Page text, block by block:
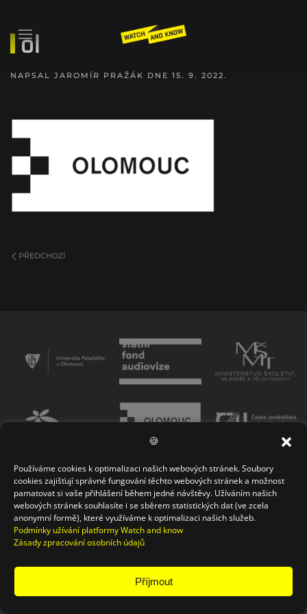
🍪
Používáme cookies k optimalizaci našich webových stránek. Soubory
cookies zajišťují správné fungování těchto webových stránek a možnost
pamatovat si vaše přihlášení během jedné návštěvy. Užíváním našich
webových stránek souhlasíte i se sběrem statistických dat (ve zcela
anonymní formě), které využíváme k optimalizaci našich služeb.
Podmínky užívání platformy Watch and know
Zásady zpracování osobních údajů
Příjmout
ol
NAPSAL JAROMÍR PRAŽÁK DNE 15. 9. 2022.
PŘEDCHOZÍ
PODMÍNKY UŽÍVÁNÍ PLATFORMY ZÁSADY OCHRANY OSOBNÍCH ÚDAJŮ
KONTAKT